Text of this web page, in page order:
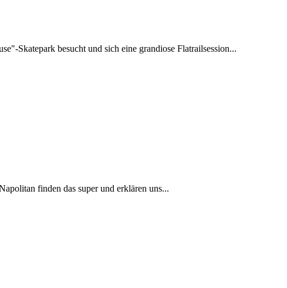
Skatepark besucht und sich eine grandiose Flatrailsession...
finden das super und erklären uns...